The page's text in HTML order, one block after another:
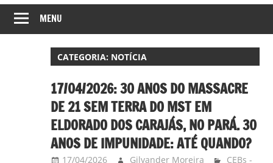
frei
Gilvander
divulga
pastoral
militância
MENU
CATEGORIA: NOTÍCIA
17/04/2026: 30 ANOS DO MASSACRE
DE 21 SEM TERRA DO MST EM
ELDORADO DOS CARAJÁS, NO PARÁ. 30
ANOS DE IMPUNIDADE: ATÉ QUANDO?
17/04/2026 Gilvander Moreira
CEBs -